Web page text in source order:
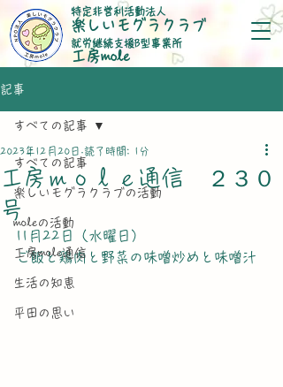
特定非営利活動法人
楽しいモグラクラブ
就労継続支援B型事業所
​工房mole
記事
すべての記事
楽しいモグラクラブの活動
moleの活動
工房mole通信
生活の知恵
平田の思い
すべての記事
工房ｍｏｌｅ通信 ２３０
号
2023年12月20日 読了時間: 1分
11月22日（水曜日）
ご飯と鶏肉と野菜の味噌炒めと味噌汁